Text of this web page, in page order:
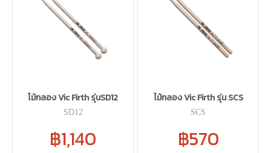
ไม้กลอง Vic Firth รุ่นSD12
SD12
฿1,140
ไม้กลอง Vic Firth รุ่น SCS
SCS
฿570